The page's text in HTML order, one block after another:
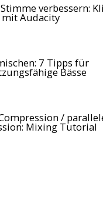
verbessern:
Audacity
7 Tipps für
Bässe
/
Mixing Tutorial